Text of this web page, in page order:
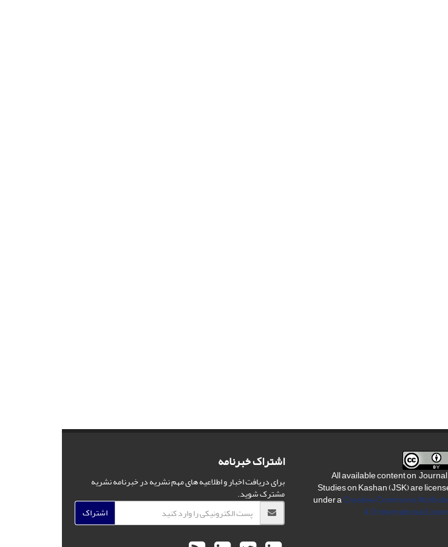
All available content on
Studies on Kashan (JSK) are
under aCreative Commons
4.0 International
اشتراک خبرنامه
برای دریافت اخبار و اطلاعیه های مهم نشریه در خبرنامه نشریه
مشترک شوید.
اشتراک